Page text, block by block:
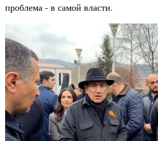
проблема - в самой власти.